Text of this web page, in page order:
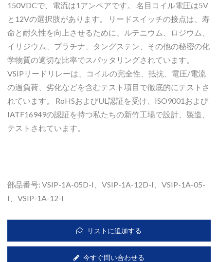
150VDCで、電流は1アンペアです。 名目コイル電圧は5V
と12Vの選択肢があります。 リードスイッチの接点は、寿
命と耐久性を向上させるために、ルテニウム、ロジウム、
イリジウム、プラチナ、タングステン、その他の秘密の化
学物質の適切な比率でスパッタリングされています。
VSIPリードリレーは、コイルの完全性、抵抗、電圧/電流
の過負荷、劣化などを含むテスト項目で徹底的にテストさ
れています。 RoHSおよびUL認証を受け、ISO9001および
IATF16949の認証を持つ私たちの新竹工場で設計、製造、
テストされています。
部品番号: VSIP-1A-05D-I、VSIP-1A-12D-I、VSIP-1A-05-
I、VSIP-1A-12-I
リストに追加する
今すぐ問い合わせる